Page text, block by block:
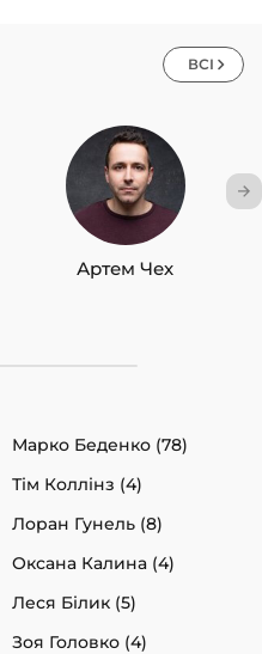
ВСІ
Артем Чех
Марко Беденко (78)
Тім Коллінз (4)
Лоран Гунель (8)
Оксана Калина (4)
Леся Білик (5)
Зоя Головко (4)